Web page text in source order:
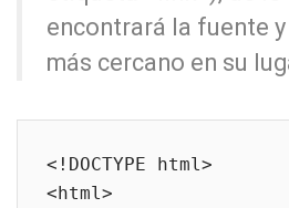
encontrará la fuente
más cercano en su
<!DOCTYPE html>
<html>